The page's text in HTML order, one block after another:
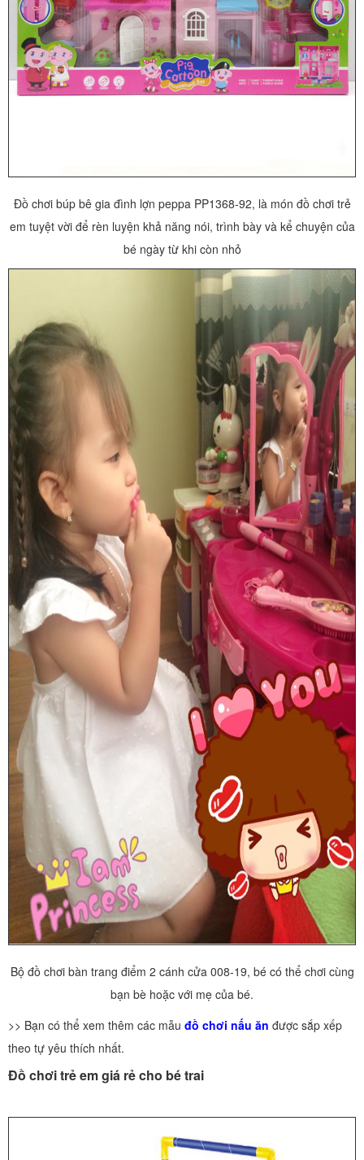
Đồ chơi búp bê gia đình lợn peppa PP1368-92, là món đồ chơi trẻ
em tuyệt vời để rèn luyện khả năng nói, trình bày và kể chuyện của
bé ngày từ khi còn nhỏ
Bộ đồ chơi bàn trang điểm 2 cánh cửa 008-19, bé có thể chơi cùng
bạn bè hoặc với mẹ của bé.
>> Bạn có thể xem thêm các mẫu đồ chơi nấu ăn được sắp xếp
theo tự yêu thích nhất.
Đồ chơi trẻ em giá rẻ cho bé trai